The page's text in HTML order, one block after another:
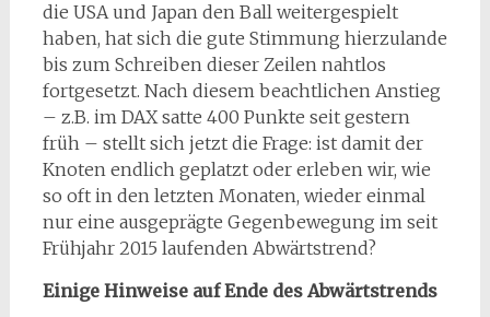
die USA und Japan den Ball weitergespielt
haben, hat sich die gute Stimmung hierzulande
bis zum Schreiben dieser Zeilen nahtlos
fortgesetzt. Nach diesem beachtlichen Anstieg
– z.B. im DAX satte 400 Punkte seit gestern
früh – stellt sich jetzt die Frage: ist damit der
Knoten endlich geplatzt oder erleben wir, wie
so oft in den letzten Monaten, wieder einmal
nur eine ausgeprägte Gegenbewegung im seit
Frühjahr 2015 laufenden Abwärtstrend?
Einige Hinweise auf Ende des Abwärtstrends